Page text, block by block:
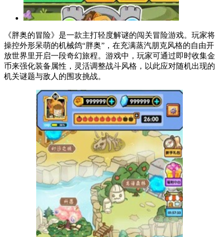
《胖奥的冒险》是一款主打轻度解谜的闯关冒险游戏。玩家将
操控外形呆萌的机械鸽“胖奥”，在充满蒸汽朋克风格的自由开
放世界里开启一段奇幻旅程。游戏中，玩家可通过即时收集金
币来强化装备属性，灵活调整战斗风格，以此应对随机出现的
机关谜题与敌人的围攻挑战。